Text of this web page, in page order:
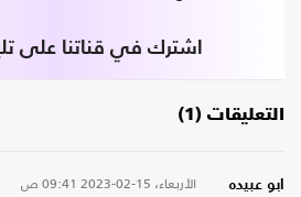
اشترك في قناتنا على
التعليقات (1)
ابو عبيده الأربعاء، 15-02-2023 09:41 ص